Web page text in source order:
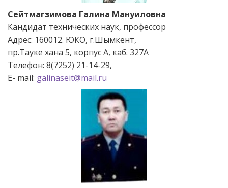
Сейтмагзимова Галина Мануиловна
Кандидат технических наук, профессор
Адрес: 160012. ЮКО, г.Шымкент,
пр.Тауке хана 5, корпус А, каб. 327А
Телефон: 8(7252) 21-14-29,
Е- mail: galinaseit@mail.ru